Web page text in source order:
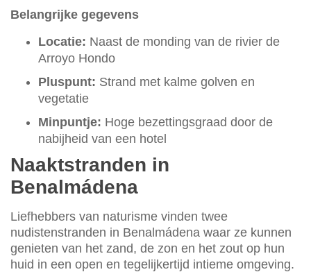
Belangrijke gegevens
Locatie: Naast de monding van de rivier de
Arroyo Hondo
Pluspunt: Strand met kalme golven en
vegetatie
Minpuntje: Hoge bezettingsgraad door de
nabijheid van een hotel
Naaktstranden in
Benalmádena
Liefhebbers van naturisme vinden twee
nudistenstranden in Benalmádena waar ze kunnen
genieten van het zand, de zon en het zout op hun
huid in een open en tegelijkertijd intieme omgeving.